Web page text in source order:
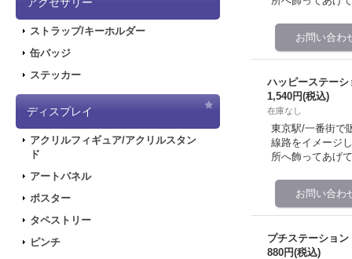
アクセサリー
ストラップ/キーホルダー
缶バッジ
ステッカー
ディスプレイ
アクリルフィギュア/アクリルスタン
ド
アートパネル
ポスター
タペストリー
ピンチ
ハッピーステー
1,540円(税込)
在庫なし
東京駅/一番街で
線路をイメージ
所へ飾ってあげ
プチステーショ
880円(税込)